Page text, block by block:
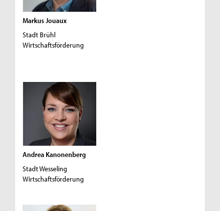
Markus Jouaux
Stadt Brühl
Wirtschaftsförderung
Andrea Kanonenberg
Stadt Wesseling
Wirtschaftsförderung